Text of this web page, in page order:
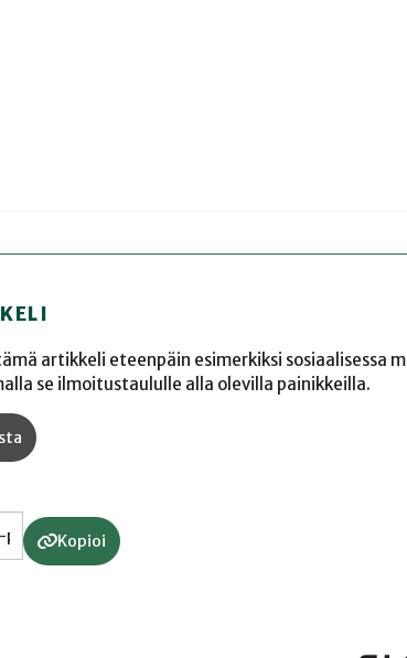
artikkeli eteenpäin esimerkiksi sosiaalisessa
se ilmoitustaululle alla olevilla painikkeilla.
Kopioi